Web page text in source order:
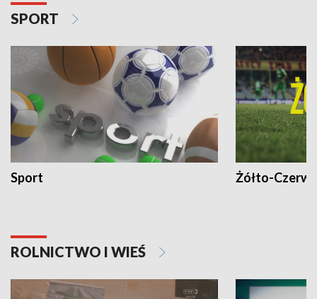
SPORT
Sport Żółto-
ROLNICTWO I WIEŚ